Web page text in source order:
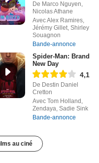
De Marco Nguyen,
Nicolas Athane
Avec Alex Ramires,
Jérémy Gillet, Shirley
Souagnon
Bande-annonce
Spider-Man: Brand
New Day
4,1
De Destin Daniel
Cretton
Avec Tom Holland,
Zendaya, Sadie Sink
Bande-annonce
au ciné